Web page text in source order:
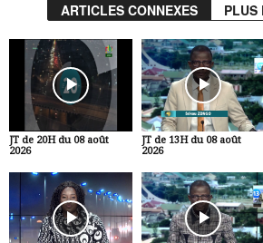
ARTICLES CONNEXES PLUS
JT de 20H du 08 août
2026
JT de 13H du 08 août
2026